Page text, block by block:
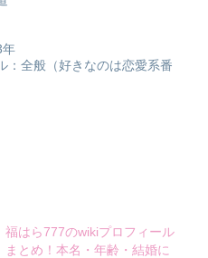
年
：全般（好きなのは恋愛系番
福はら777のwikiプロフィール
まとめ！本名・年齢・結婚に